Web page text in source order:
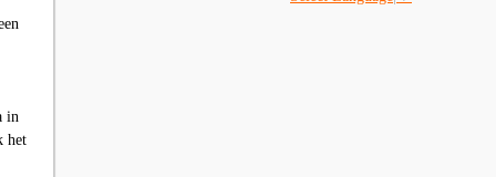
in
het